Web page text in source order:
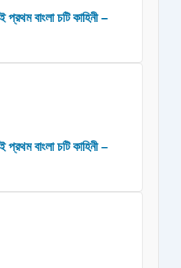
বাংলা চটি কাহিনী –
বাংলা চটি কাহিনী –